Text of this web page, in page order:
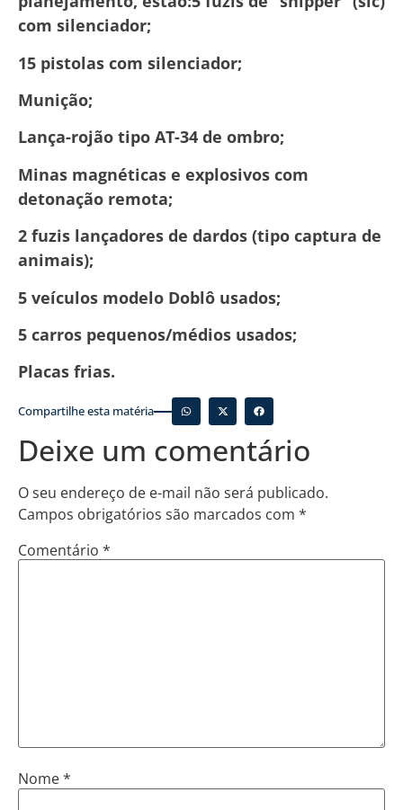
com silenciador;
15 pistolas com silenciador;
Munição;
Lança-rojão tipo AT-34 de ombro;
Minas magnéticas e explosivos com
detonação remota;
2 fuzis lançadores de dardos (tipo captura de
animais);
5 veículos modelo Doblô usados;
5 carros pequenos/médios usados;
Placas frias.
Compartilhe esta matéria
Deixe um comentário
O seu endereço de e-mail não será publicado.
Campos obrigatórios são marcados com *
Comentário *
Nome*